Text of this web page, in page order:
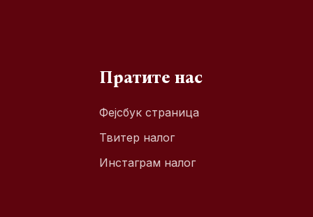
Пратите нас
Фејсбук страница
Твитер налог
Инстаграм налог